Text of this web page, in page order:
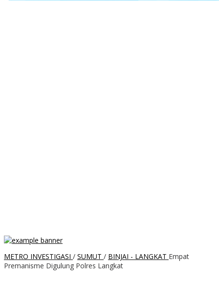
METRO INVESTIGASI / SUMUT / BINJAI - LANGKAT Empat
Premanisme Digulung Polres Langkat